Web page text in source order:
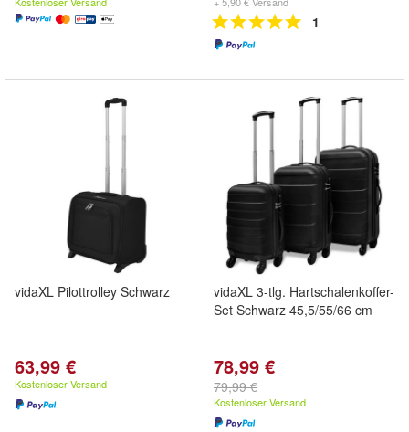
1
vidaXL Pilottrolley Schwarz
63,99 €
Kostenloser Versand
vidaXL 3-tlg. Hartschalenkoffer-
Set Schwarz 45,5/55/66 cm
78,99 €
79,99 €
Kostenloser Versand